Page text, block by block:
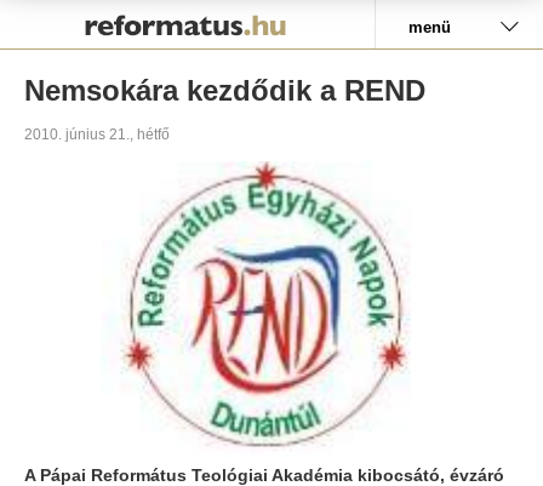
menü
Nemsokára kezdődik a REND
2010. június 21., hétfő
A Pápai Református Teológiai Akadémia kibocsátó, évzáró